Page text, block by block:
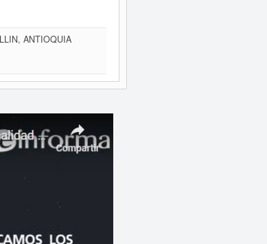
ANTIOQUIA